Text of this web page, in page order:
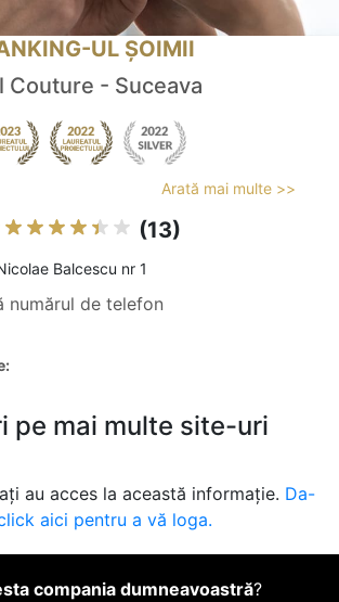
UL ȘOIMII
Couture - Suceava
Arată mai multe >>
(13)
Balcescu nr 1
numărul de telefon
pe mai multe site-uri
au acces la această informație. Da-
aici pentru a vă loga.
compania dumneavoastră?